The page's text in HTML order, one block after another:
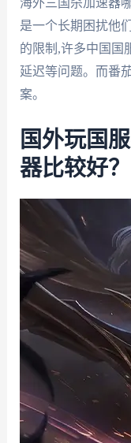
海外三国杀加速器
是一个长期困扰他
的限制,许多中国国
延迟等问题。而番
案。
国外玩国
器比较好？